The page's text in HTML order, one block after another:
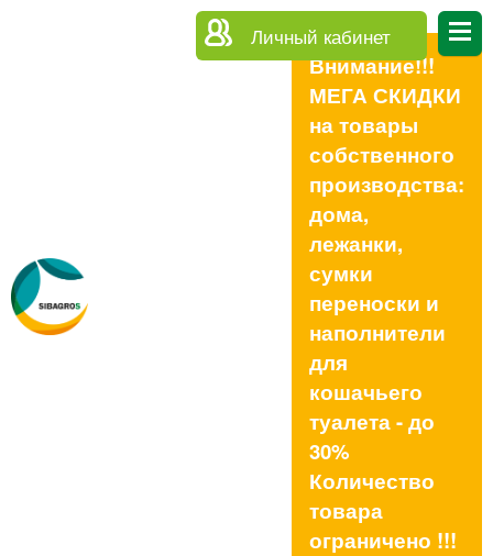
Личный кабинет
Внимание!!!
МЕГА СКИДКИ
на товары
собственного
производства:
дома,
лежанки,
сумки
переноски и
наполнители
для
кошачьего
туалета - до
30%
Количество
товара
ограничено !!!